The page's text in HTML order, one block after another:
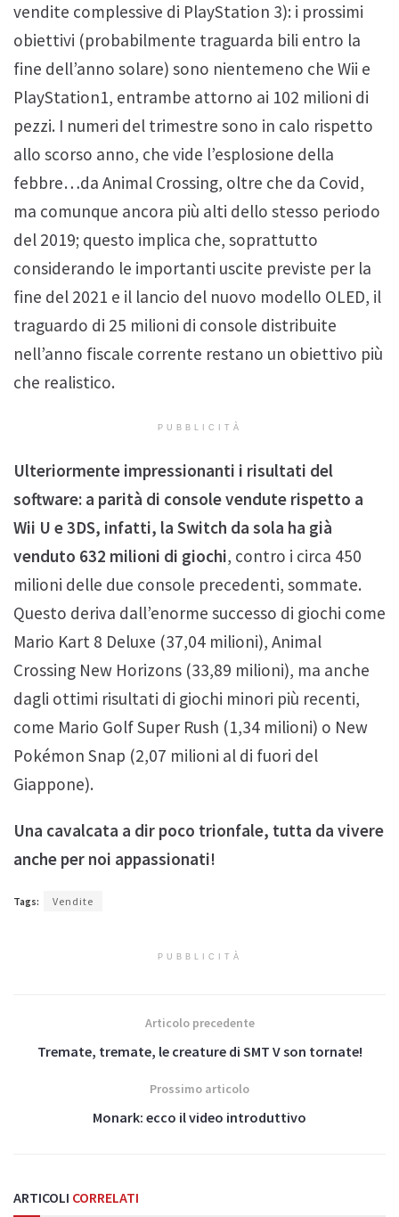
vendite complessive di PlayStation 3): i prossimi
obiettivi (probabilmente traguarda bili entro la
fine dell’anno solare) sono nientemeno che Wii e
PlayStation1, entrambe attorno ai 102 milioni di
pezzi. I numeri del trimestre sono in calo rispetto
allo scorso anno, che vide l’esplosione della
febbre…da Animal Crossing, oltre che da Covid,
ma comunque ancora più alti dello stesso periodo
del 2019; questo implica che, soprattutto
considerando le importanti uscite previste per la
fine del 2021 e il lancio del nuovo modello OLED, il
traguardo di 25 milioni di console distribuite
nell’anno fiscale corrente restano un obiettivo più
che realistico.
PUBBLICITÀ
Ulteriormente impressionanti i risultati del
software: a parità di console vendute rispetto a
Wii U e 3DS, infatti, la Switch da sola ha già
venduto 632 milioni di giochi, contro i circa 450
milioni delle due console precedenti, sommate.
Questo deriva dall’enorme successo di giochi come
Mario Kart 8 Deluxe (37,04 milioni), Animal
Crossing New Horizons (33,89 milioni), ma anche
dagli ottimi risultati di giochi minori più recenti,
come Mario Golf Super Rush (1,34 milioni) o New
Pokémon Snap (2,07 milioni al di fuori del
Giappone).
Una cavalcata a dir poco trionfale, tutta da vivere
anche per noi appassionati!
Tags: Vendite
PUBBLICITÀ
Articolo precedente
Tremate, tremate, le creature di SMT V son tornate!
Prossimo articolo
Monark: ecco il video introduttivo
ARTICOLI CORRELATI